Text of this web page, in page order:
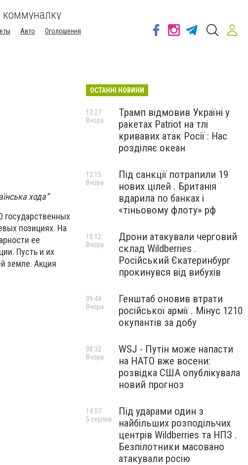
Авто
Оголошення
хода”
государственных
позициях. На
ее
Пусть и их
земле. Акция
ОСТАННІ НОВИНИ
Трамп відмовив Україні у
ракетах Patriot на тлі
кривавих атак Росії : Нас
розділяє океан
13:27
Вчора
Під санкції потрапили 19
нових цілей . Британія
вдарила по банках і
«тіньовому флоту» рф
12:15
Вчора
Дрони атакували черговий
склад Wildberries .
Російський Єкатеринбург
прокинувся від вибухів
10:12
Вчора
Генштаб оновив втрати
російської армії . Мінус 1210
окупантів за добу
09:44
Вчора
WSJ - Путін може напасти
на НАТО вже восени:
розвідка США опублікувала
новий прогноз
08:32
Вчора
Під ударами один з
найбільших розподільчих
центрів Wildberries та НПЗ .
Безпілотники масовано
атакували росію
14:07
5 серпня